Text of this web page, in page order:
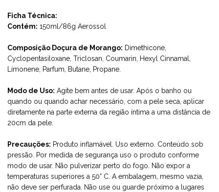
Ficha Técnica:
Contém: 150ml/86g Aerossol
Composição Doçura de Morango: Dimethicone,
Cyclopentasiloxane, Triclosan, Coumarin, Hexyl Cinnamal,
Limonene, Parfum, Butane, Propane.
Modo de Uso: Agite bem antes de usar. Após o banho ou
quando ou quando achar necessário, com a pele seca, aplicar
diretamente na parte externa da região íntima a uma distância de
20cm da pele.
Precauções: Produto inflamável. Uso externo. Conteúdo sob
pressão. Por medida de segurança uso o produto conforme
modo de usar. Não pulverizar perto do fogo. Não expor a
temperaturas superiores a 50° C. A embalagem, mesmo vazia,
não deve ser perfurada. Não use ou guarde próximo a lugares